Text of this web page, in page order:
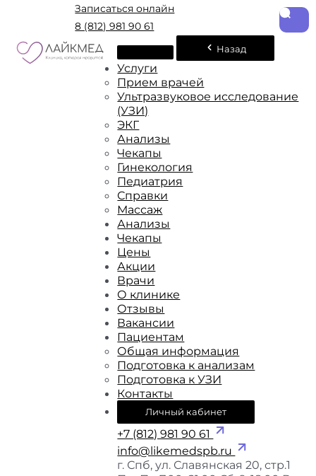
Записаться онлайн
8 (812) 981 90 61
Назад
Услуги
Прием врачей
Ультразвуковое исследование
(УЗИ)
ЭКГ
Анализы
Чекапы
Гинекология
Педиатрия
Справки
Массаж
Анализы
Чекапы
Цены
Акции
Врачи
О клинике
Отзывы
Вакансии
Пациентам
Общая информация
Подготовка к анализам
Подготовка к УЗИ
Контакты
Личный кабинет
+7 (812) 981 90 61
info@likemedspb.ru
г. Спб, ул. Славянская 20, стр.1